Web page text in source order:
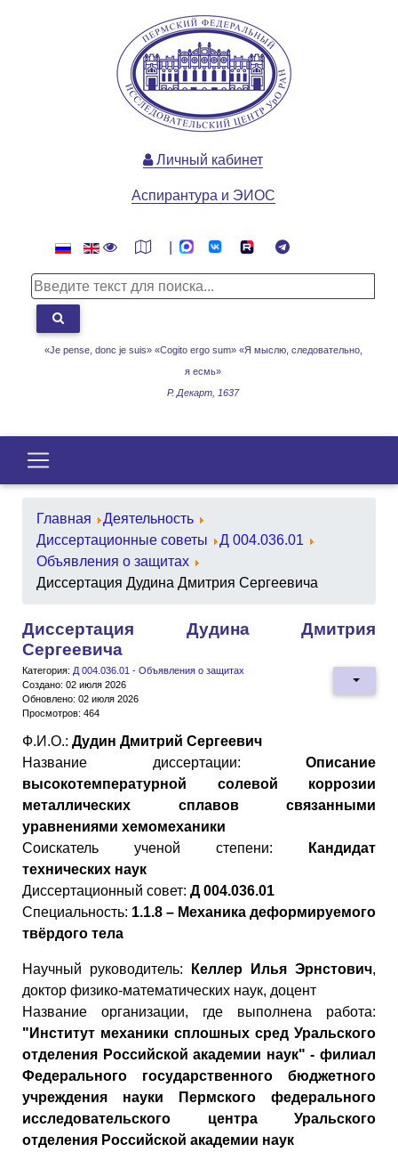
«Je pense, donc je suis» «Cogito ergo sum» «Я мыслю, следовательно,
я есмь»
Р. Декарт, 1637
Личный кабинет
Аспирантура и ЭИОС
Главная
Деятельность
Диссертационные советы
Д 004.036.01
Объявления о защитах
Диссертация Дудина Дмитрия Сергеевича
Диссертация Дудина Дмитрия
Сергеевича
Категория: Д 004.036.01 - Объявления о защитах
Создано: 02 июля 2026
Обновлено: 02 июля 2026
Просмотров: 464
Ф.И.О.: Дудин Дмитрий Сергеевич
Название диссертации: Описание
высокотемпературной солевой коррозии
металлических сплавов связанными
уравнениями хемомеханики
Cоискатель ученой степени: Кандидат
технических наук
Диссертационный совет: Д 004.036.01
Специальность: 1.1.8 – Механика деформируемого
твёрдого тела
Научный руководитель: Келлер Илья Эрнстович,
доктор физико-математических наук, доцент
Название организации, где выполнена работа:
"Институт механики сплошных сред Уральского
отделения Российской академии наук" - филиал
Федерального государственного бюджетного
учреждения науки Пермского федерального
исследовательского центра Уральского
отделения Российской академии наук